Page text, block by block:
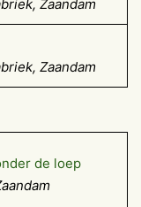
Zaandam
Zaandam
de loep